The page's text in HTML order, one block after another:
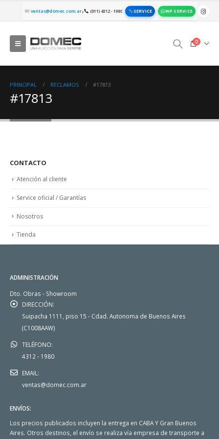
ventas@domec.com.ar| (011) 4312 - 1980 SERVICE WP SERVICE
0
PRINCIPAL RECLAMOS #17813
#17813
CONTACTO
Atención al cliente
Service oficial / Garantías
Nosotros
Tienda
ADMINISTRACIÓN
Dto. Obras - Showroom
DIRECCIÓN:
Suipacha 1111, piso 15 - Cdad. Autonoma de Buenos Aires
(C1008AAW)
TELÉFONO:
4312 - 1980
EMAIL:
ventas@domec.com.ar
ENVÍOS:
Los precios publicados incluyen la entrega en CABA Y Gran Buenos
Aires. Otros destinos, el envío se realiza vía empresa de transporte a